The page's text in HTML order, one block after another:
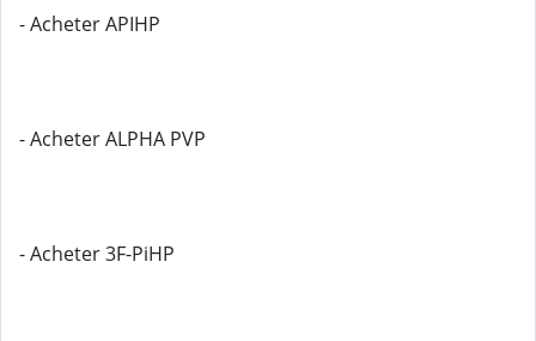
- Acheter APIHP
- Acheter ALPHA PVP
- Acheter 3F-PiHP